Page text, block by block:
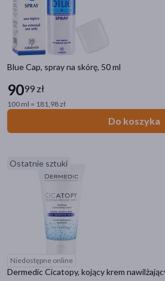
Blue Cap, spray na skórę, 50 ml
9099 zł
100 ml = 181,98 zł
Do koszyka
Ostatnie sztuki
Niedostępne online
Dermedic Cicatopy, kojący krem